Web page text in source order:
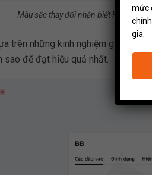
Màu sắc thay đổi nhận biết Heiken
trên những kinh nghiệm giao
sao để đạt hiệu quả nhất.
mức
gia.